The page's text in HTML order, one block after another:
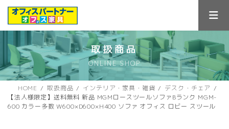
ス
キ
ン
に
取扱商品
ONLINE SHOP
HOME 取扱商品 インテリア・家具・雑貨
デスク・チェア
【法人様限定】送料無料 新品 MGMロースツールソファBランク MGM-
600 カラー多数 W600×D600×H400 ソファ オフィス ロビー スツール